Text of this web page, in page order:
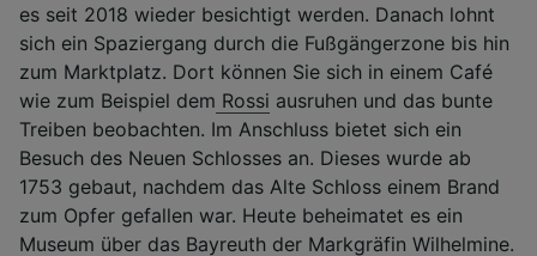
es seit 2018 wieder besichtigt werden. Danach lohnt
sich ein Spaziergang durch die Fußgängerzone bis hin
zum Marktplatz. Dort können Sie sich in einem Café
wie zum Beispiel dem Rossi ausruhen und das bunte
Treiben beobachten. Im Anschluss bietet sich ein
Besuch des Neuen Schlosses an. Dieses wurde ab
1753 gebaut, nachdem das Alte Schloss einem Brand
zum Opfer gefallen war. Heute beheimatet es ein
Museum über das Bayreuth der Markgräfin Wilhelmine.